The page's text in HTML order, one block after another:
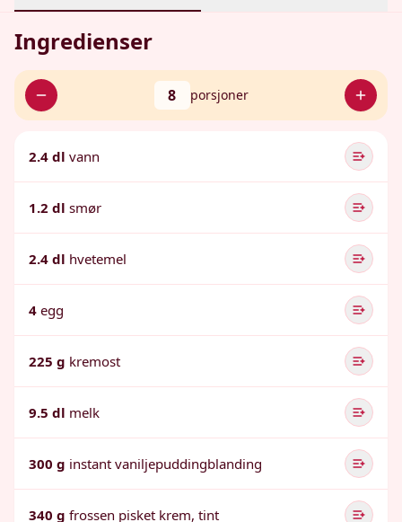
Ingredienser
8 porsjoner
2.4 dl vann
1.2 dl smør
2.4 dl hvetemel
4 egg
225 g kremost
9.5 dl melk
300 g instant vaniljepuddingblanding
340 g frossen pisket krem, tint